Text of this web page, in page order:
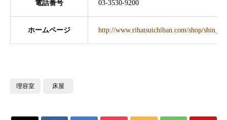
電話番号 03-3530-9200
ホームページ http://www.rihatsuichiban.com/shop/
理容室 床屋